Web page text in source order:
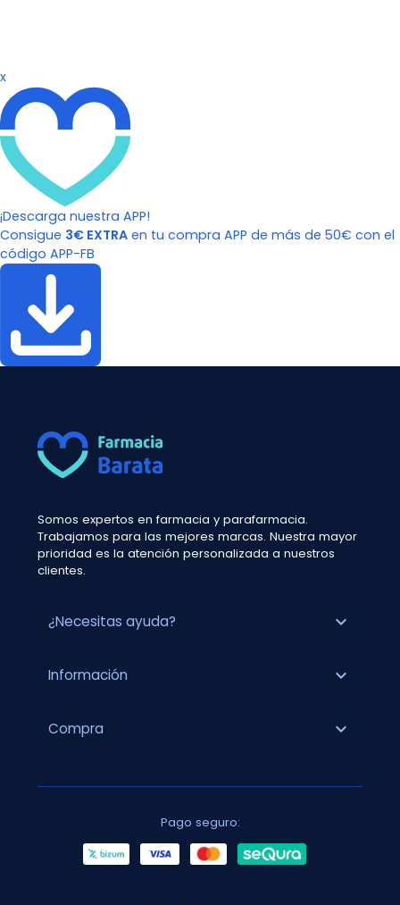
x
¡Descarga nuestra APP!
Consigue 3€ EXTRA en tu compra APP de más de 50€ con el
código APP-FB
Somos expertos en farmacia y parafarmacia.
Trabajamos para las mejores marcas. Nuestra mayor
prioridad es la atención personalizada a nuestros
clientes.
¿Necesitas ayuda? expand_more
Información expand_more
Compra expand_more
Pago seguro: